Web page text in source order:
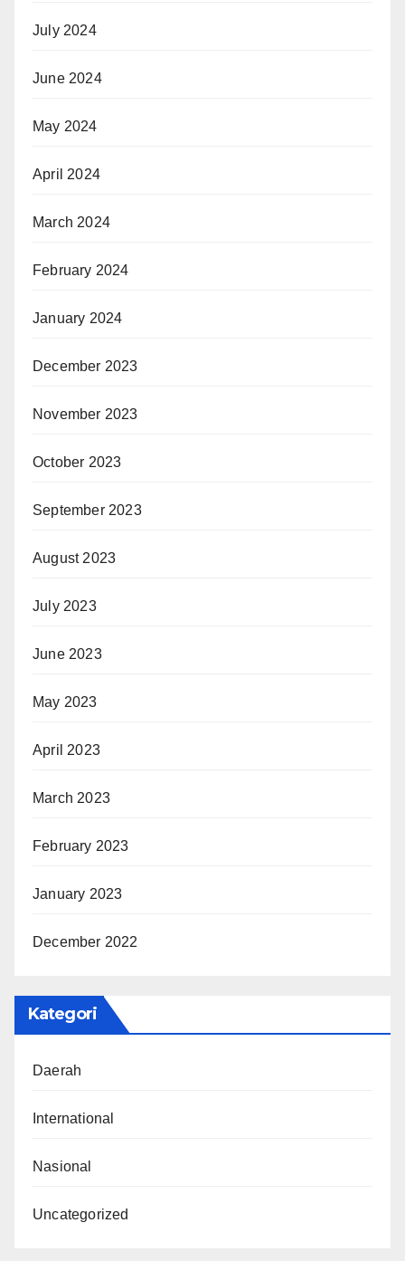
July 2024
June 2024
May 2024
April 2024
March 2024
February 2024
January 2024
December 2023
November 2023
October 2023
September 2023
August 2023
July 2023
June 2023
May 2023
April 2023
March 2023
February 2023
January 2023
December 2022
Kategori
Daerah
International
Nasional
Uncategorized